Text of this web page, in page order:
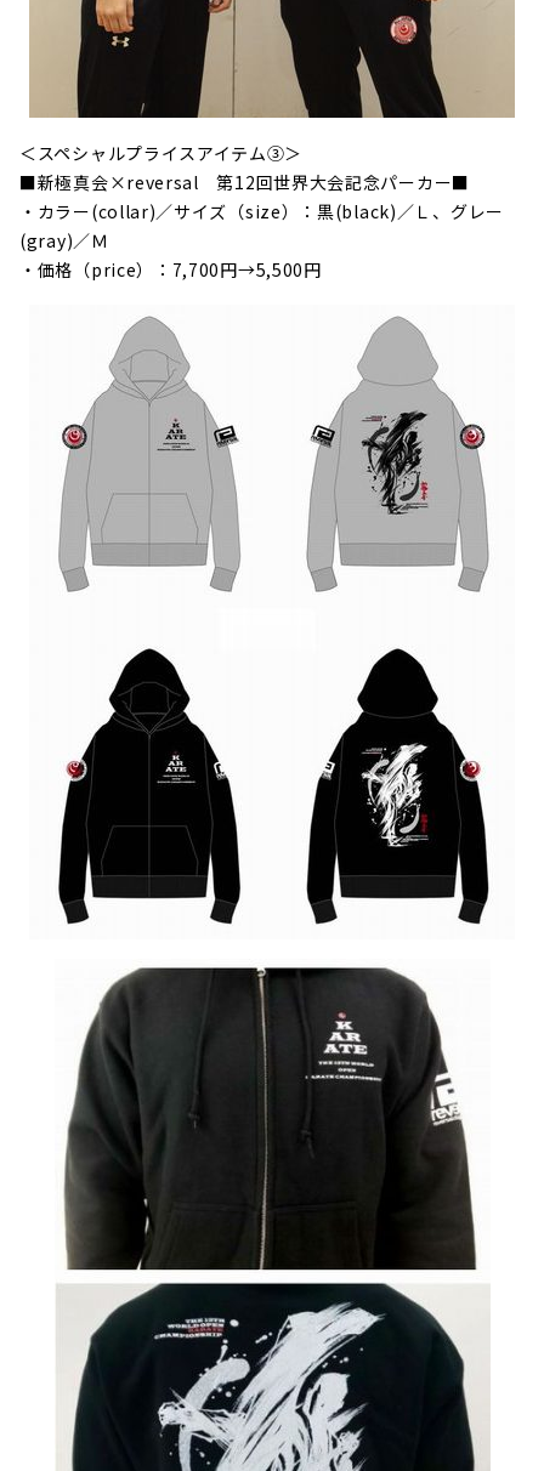
＜スペシャルプライスアイテム③＞
■新極真会×reversal 第12回世界大会記念パーカー■
・カラー(collar)／サイズ（size）：黒(black)／Ｌ、グレー
(gray)／Ｍ
・価格（price）：7,700円→5,500円